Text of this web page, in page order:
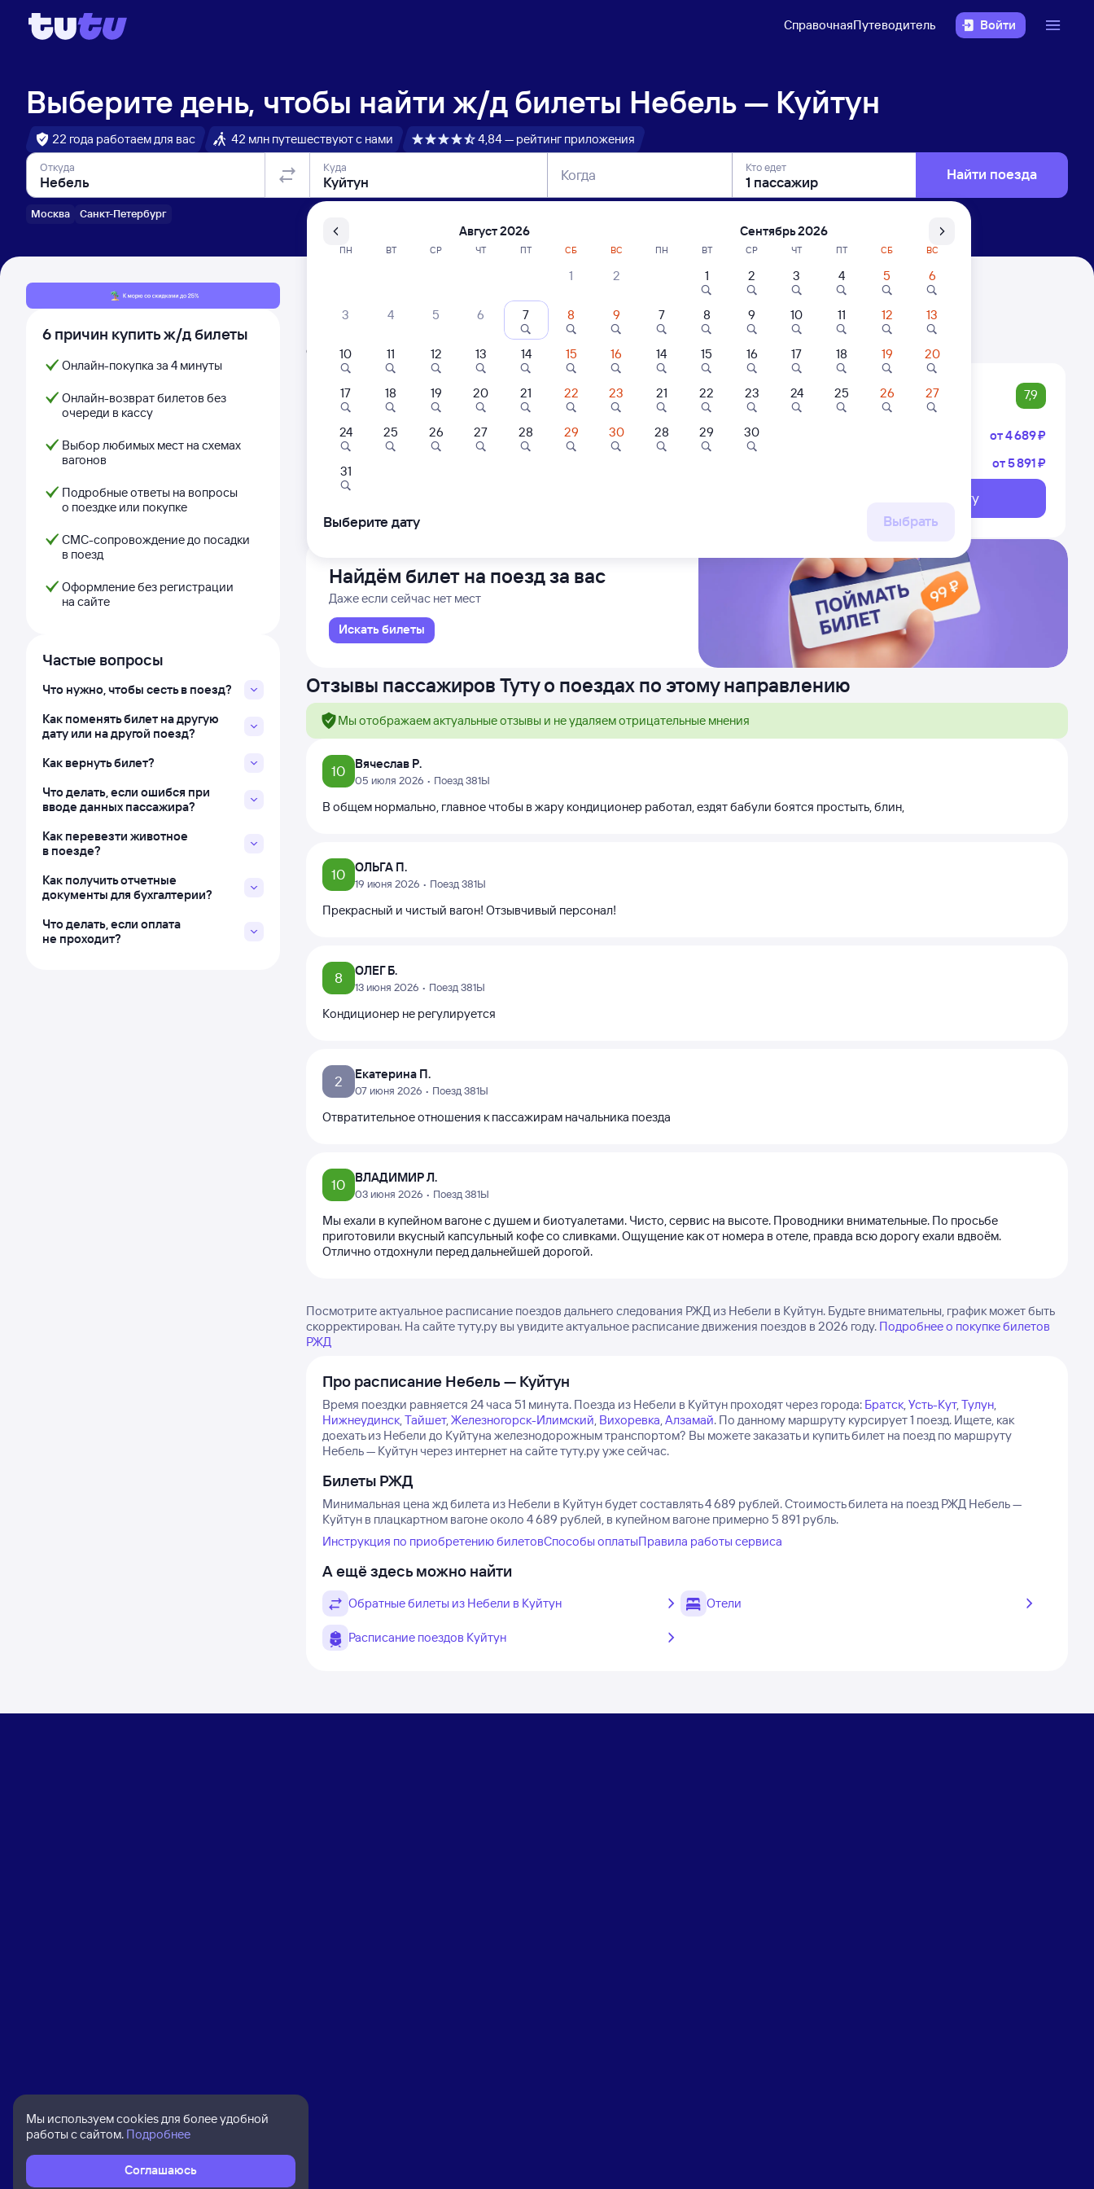
СправочнаяПутеводитель Войти
Выберите день, чтобы найти ж/д билеты Небель — Куйтун
22 года работаем для вас 42 млн путешествуют с нами 4,84 — рейтинг приложения
Откуда
Москва Санкт-Петербург
Куда Когда Кто едет Найти поезда
6 причин купить ж/д билеты
Онлайн-покупка за 4 минуты
Онлайн-возврат билетов без
очереди в кассу
Выбор любимых мест на схемах
вагонов
Подробные ответы на вопросы
о поездке или покупке
СМС-сопровождение до посадки
в поезд
Оформление без регистрации
на сайте
Частые вопросы
Что нужно, чтобы сесть в поезд?
Как поменять билет на другую
дату или на другой поезд?
Как вернуть билет?
Что делать, если ошибся при
вводе данных пассажира?
Как перевезти животное
в поезде?
Как получить отчетные
документы для бухгалтерии?
Что делать, если оплата
не проходит?
Расписание поездов Небель — Куйтун
Расписание поездов Куйтун — Небель
Открыта продажа билетов на 4 ноября. Отправление и прибытие по местному времени. Цены за 1 пассажира
381Ы Проходящий 7,9
Небель
из Северобайкальска
22:58 23:49 от4 ⁠689 ⁠₽
от5 ⁠891 ⁠₽
Выберите дату
Найдём билет на поезд за вас
Даже если сейчас нет мест
Искать билеты
Отзывы пассажиров Туту о поездах по этому направлению
Мы отображаем актуальные отзывы и не удаляем отрицательные мнения
10 Вячеслав Р.
05 июля 2026 • Поезд 381Ы
В общем нормально, главное чтобы в жару кондиционер работал, ездят бабули боятся простыть, блин,
10 ОЛЬГА П.
19 июня 2026 • Поезд 381Ы
Прекрасный и чистый вагон! Отзывчивый персонал!
8 ОЛЕГ Б.
13 июня 2026 • Поезд 381Ы
Кондиционер не регулируется
2 Екатерина П.
07 июня 2026 • Поезд 381Ы
Отвратительное отношения к пассажирам начальника поезда
10 ВЛАДИМИР Л.
03 июня 2026 • Поезд 381Ы
Мы ехали в купейном вагоне с душем и биотуалетами. Чисто, сервис на высоте. Проводники внимательные. По просьбе
приготовили вкусный капсульный кофе со сливками. Ощущение как от номера в отеле, правда всю дорогу ехали вдвоём.
Отлично отдохнули перед дальнейшей дорогой.
Посмотрите актуальное расписание поездов дальнего следования РЖД из Небели в Куйтун. Будьте внимательны, график может быть
скорректирован. На сайте туту.ру вы увидите актуальное расписание движения поездов в 2026 году. Подробнее о покупке билетов
РЖД
Про расписание Небель — Куйтун
Время поездки равняется 24 часа 51 минута. Поезда из Небели в Куйтун проходят через города: Братск,Усть-Кут,Тулун,
Нижнеудинск,Тайшет,Железногорск-Илимский, Вихоревка,Алзамай. По данному маршруту курсирует 1 поезд. Ищете, как
доехать из Небели до Куйтуна железнодорожным транспортом? Вы можете заказать и купить билет на поезд по маршруту
Небель — Куйтун через интернет на сайте туту.ру уже сейчас.
Билеты РЖД
Минимальная цена жд билета из Небели в Куйтун будет составлять 4 689 рублей.Стоимость билета на поезд РЖД Небель —
Куйтун в плацкартном вагоне около 4 689 рублей, в купейном вагоне примерно 5 891 рубль.
Инструкция по приобретению билетовСпособы оплатыПравила работы сервиса
А ещё здесь можно найти
Обратные билеты из Небели в Куйтун Отели
Расписание поездов Куйтун
Мы используем cookies для более удобной
работы с сайтом. Подробнее
Соглашаюсь
Август 2026
ПН ВТ СР ЧТ ПТ СБ ВС
1 2
3 4 5 6 7 8 9
10 11 12 13 14 15 16
17 18 19 20 21 22 23
24 25 26 27 28 29 30
31
Сентябрь 2026
ПН ВТ СР ЧТ ПТ СБ ВС
1 2 3 4 5 6
7 8 9 10 11 12 13
14 15 16 17 18 19 20
21 22 23 24 25 26 27
28 29 30
Выберите дату Выбрать